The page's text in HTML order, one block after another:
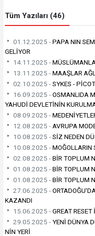
Tüm Yazıları (46)
01.12.2025 -PAPA NIN
GELİYOR
14.11.2025 -
13.11.2025 -MAAŞLAR
02.10.2025 -SYKES -
16.09.2025 -OSMANLIDA
YAHUDİ DEVLETİNİN
08.09.2025 -
12.08.2025 - AVRUPA
10.08.2025 -SİZ NEDEN
10.08.2025 -MOĞOLLARIN
02.08.2025 -BİR TOPLUM
01.08.2025 -BİR TOPLUM
01.08.2025 -BİR TOPLUM
27.06.2025 -
KAZANDI
15.06.2025 -GREAT
29.05.2025 -YENİ DÜNYA
NİN YERİ